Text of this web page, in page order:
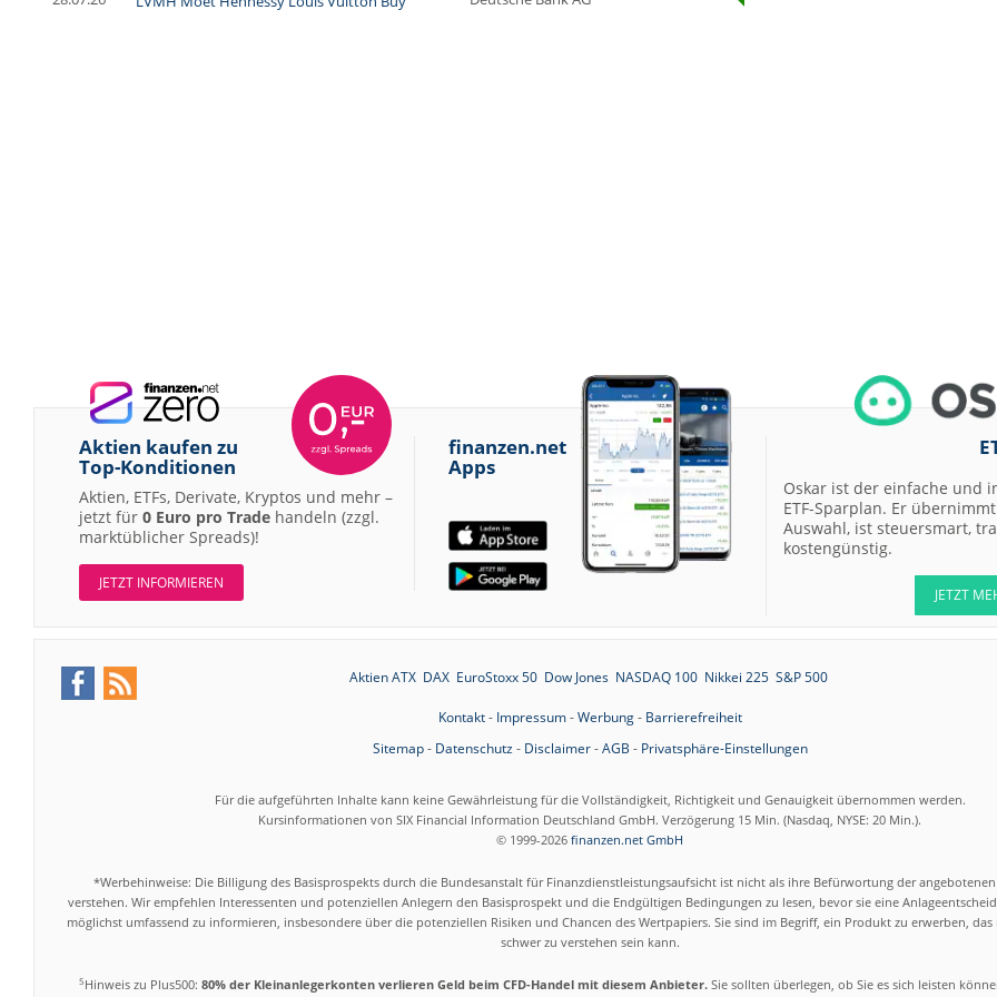
Ahold Delhaize
Equal Weight
07.08.26
RENK Kaufen
SGL Carbon Hold
07.08.26
Scout24 Kaufen
07.08.26
Allianz Hold
Merck Market-
07.08.26
Merck Kaufen
07.08.26
Daimler Truck
Aktien kaufen zu
Top-Konditionen
Aktien, ETFs, Derivate, Kryptos und mehr –
jetzt für 0 Euro pro Trade handeln (zzgl.
marktüblicher Spreads)!
JETZT INFORMIEREN
finanzen.net
Apps
Oskar ist der einfache und
ETF-Sparplan. Er übernimmt
Auswahl, ist steuersmart,
kostengünstig.
JETZT
Aktien ATX DAX EuroStoxx 50 Dow Jones NASDAQ 100 Nikkei 225 S&P 500
Kontakt- Impressum-Werbung- Barrierefreiheit
Sitemap- Datenschutz- Disclaimer-AGB - Privatsphäre-Einstellungen
Für die aufgeführten Inhalte kann keine Gewährleistung für die Vollständigkeit, Richtigkeit und Genauigkeit übernommen werden.
Kursinformationen von SIX Financial Information Deutschland GmbH. Verzögerung 15 Min. (Nasdaq, NYSE: 20 Min.).
© 1999-2026 finanzen.net GmbH
*Werbehinweise: Die Billigung des Basisprospekts durch die Bundesanstalt für Finanzdienstleistungsaufsicht ist nicht als ihre Befürwortung der
verstehen. Wir empfehlen Interessenten und potenziellen Anlegern den Basisprospekt und die Endgültigen Bedingungen zu lesen, bevor sie eine
möglichst umfassend zu informieren, insbesondere über die potenziellen Risiken und Chancen des Wertpapiers. Sie sind im Begriff, ein Produkt zu erwerben,
schwer zu verstehen sein kann.
5Hinweis zu Plus500: 80% der Kleinanlegerkonten verlieren Geld beim CFD-Handel mit diesem Anbieter.Sie sollten überlegen, ob Sie es sich leisten